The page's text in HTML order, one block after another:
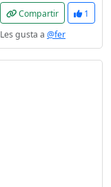
Compartir
1
Les gusta a @fer